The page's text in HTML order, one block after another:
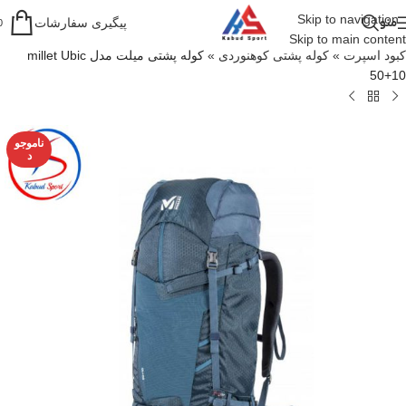
Skip to navigation
Skip to main content
منو پیگیری سفارشات
کبود اسپرت » کوله پشتی کوهنوردی »
کوله پشتی میلت مدل millet Ubic
50+10
ناموجو
د